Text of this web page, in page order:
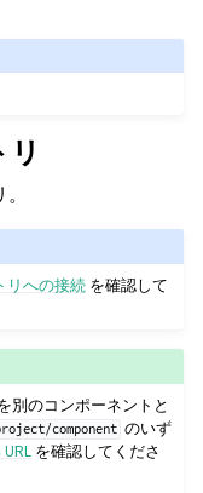
リへの接続 を確認して
別のコンポーネントと
component のいず
を確認してくださ